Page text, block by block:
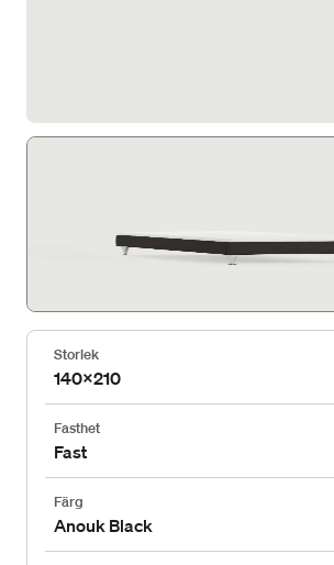
Storlek
140x210
Fasthet
Fast
Färg
Anouk Black